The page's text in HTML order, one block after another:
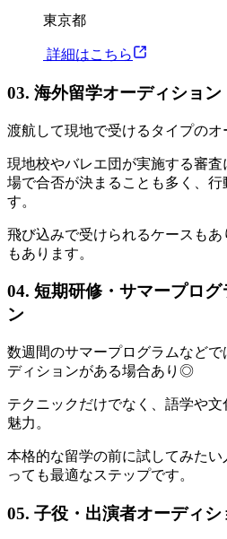
東京都
︎ 詳細はこちら
03. 海外留学オーディション
渡航して現地で受けるタイプのオ
現地校やバレエ団が実施する審
場で合否が決まることも多く、行
す。
飛び込みで受けられるケースも
もあります。
04. 短期研修・サマープロ
ン
数週間のサマープログラムなど
ディションがある場合あり◎
テクニックだけでなく、語学や
魅力。
本格的な留学の前に試してみた
っても最適なステップです。
05. 子役・出演者オーディシ